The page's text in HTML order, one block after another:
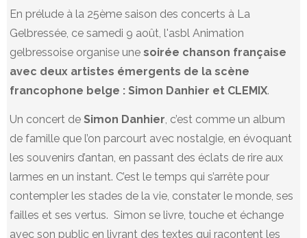
En prélude à la 25ème saison des concerts à La
Gelbressée, ce samedi 9 août, l'asbl Animation
gelbressoise organise unesoirée chanson française
avec deux artistes émergents de la scène
francophone belge : Simon Danhier et CLEMIX.
Un concert deSimon Danhier , c’est comme un album
de famille que l’on parcourt avec nostalgie, en évoquant
les souvenirs d’antan, en passant des éclats de rire aux
larmes en un instant. C’est le temps qui s’arrête pour
contempler les stades de la vie, constater le monde, ses
failles et ses vertus. Simon se livre, touche et échange
avec son public en livrant des textes qui racontent les